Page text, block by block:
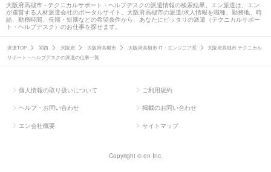
大阪府高槻市 - テクニカルサポート・ヘルプデスクの派遣情報の検索結果。エン派遣は、エン
が運営する人材派遣会社のポータルサイト。大阪府高槻市の派遣/求人情報を職種、勤務地、時
給、勤務時間、長期・短期などの希望条件から、あなたにピッタリの派遣（テクニカルサポー
ト・ヘルプデスク）のお仕事を探せます。
派遣TOP 関西 大阪府 大阪府高槻市 大阪府高槻市 IT・エンジニア系
大阪府高槻市 テクニカル
サポート・ヘルプデスクの派遣の仕事一覧
個人情報の取り扱いについて ご利用規約
ヘルプ・お問い合わせ 掲載のお問い合わせ
エン会社概要 サイトマップ
Copyright © en Inc.